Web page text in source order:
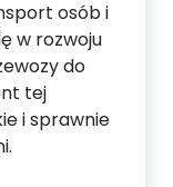
osób i
w rozwoju
do
tej
i sprawnie